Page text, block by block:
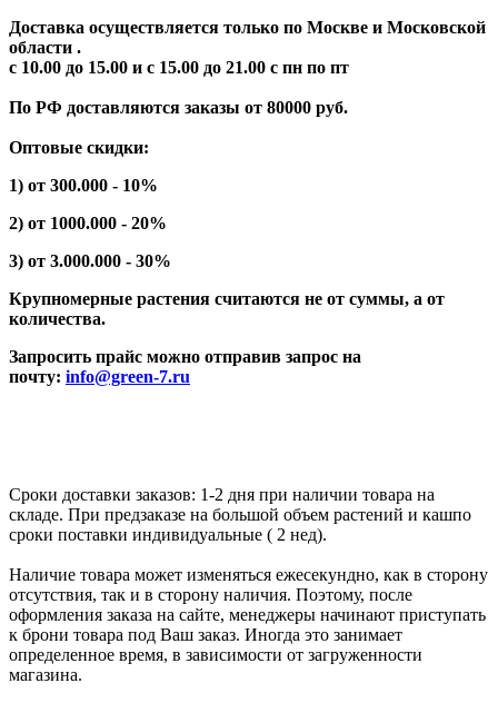
Доставка осуществляется только по Москве и Московской
области .
с 10.00 до 15.00 и с 15.00 до 21.00 с пн по пт
По РФ доставляются заказы от 80000 руб.
Оптовые скидки:
1) от 300.000 - 10%
2) от 1000.000 - 20%
3) от 3.000.000 - 30%
Крупномерные растения считаются не от суммы, а от
количества.
Запросить прайс можно отправив запрос на
почту: info@green-7.ru
Сроки доставки заказов: 1-2 дня при наличии товара на
складе. При предзаказе на большой объем растений и кашпо
сроки поставки индивидуальные ( 2 нед).
Наличие товара может изменяться ежесекундно, как в сторону
отсутствия, так и в сторону наличия. Поэтому, после
оформления заказа на сайте, менеджеры начинают приступать
к брони товара под Ваш заказ. Иногда это занимает
определенное время, в зависимости от загруженности
магазина.